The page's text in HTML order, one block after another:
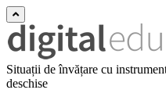
Situații de învățare cu
deschise